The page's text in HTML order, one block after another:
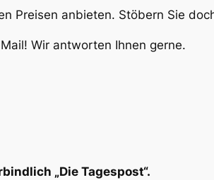
Preisen anbieten. Stöbern Sie
Wir antworten Ihnen gerne.
„Die Tagespost“.